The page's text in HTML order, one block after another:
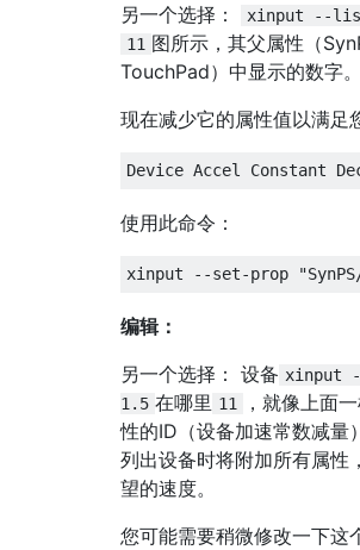
另一个选择：
xinput --
11 图所示，其父属性（
TouchPad）中显示的数字。
现在减少它的属性值以满足
使用此命令：
编辑：
另一个选择： 设备 xinput
1.5 在哪里 11 ，就像上面一
性的ID（设备加速常数减量
列出设备时将附加所有属性
望的速度。
您可能需要稍微修改一下这